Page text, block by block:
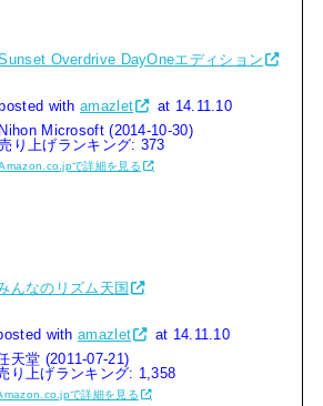
Overdrive DayOneエディション
withamazlet
at 14.11.10
Nihon Microsoft (2014-10-30)
り上げランキング: 373
で詳細を見る
んなのリズム天国
withamazlet
at 14.11.10
天堂 (2011-07-21)
り上げランキング: 1,358
で詳細を見る